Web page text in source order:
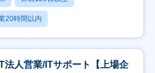
20時間以内
法人営業/ITサポート【上場企